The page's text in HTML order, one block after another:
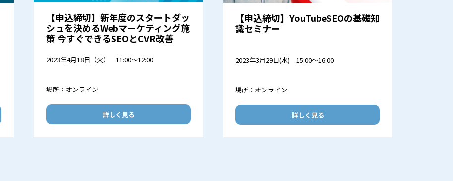
【申込締切】新年度のスタートダッ
シュを決めるWebマーケティング施
策 今すぐできるSEOとCVR改善
2023年4月18日（火） 11:00～12:00
場所：オンライン
詳しく見る
【申込締切】YouTubeSEOの基礎知
識セミナー
2023年3月29日(水) 15:00～16:00
場所：オンライン
詳しく見る